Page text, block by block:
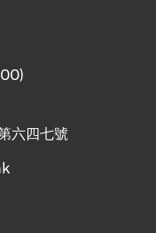
六四七號